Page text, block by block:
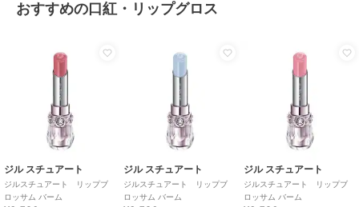
おすすめの口紅・リップグロス
ジル スチュアート
ジルスチュアート リップブ
ロッサム バーム
ジル スチュアート
ジルスチュアート リップブ
ロッサム バーム
ジル スチュアート
ジルスチュアート リップブ
ロッサム バーム